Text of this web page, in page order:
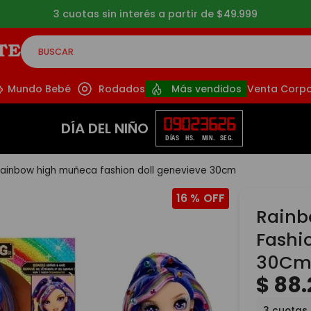
3 cuotas sin interés a partir de $49.999
BUSCAR
Mundo Bebé Rodados Más vendidos Venta
DÍA DEL NIÑO 09
DÍAS
02
HS.
36
MIN.
25
SEG.
high muñeca fashion doll genevieve 30cm
16 %
30Cm
$ 88.